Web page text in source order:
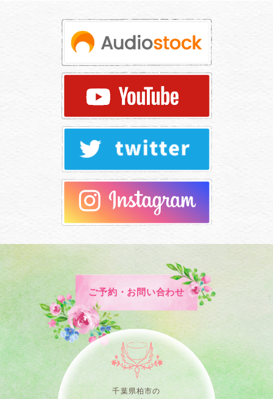
ご予約・お問い合わせ
千葉県柏市の